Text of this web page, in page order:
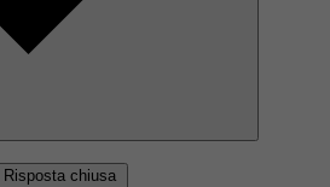
Risposta chiusa